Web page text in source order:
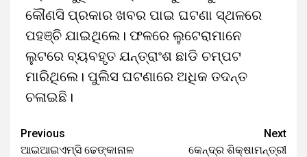
କୌଣସି ପ୍ରକାର ଖବର ପାଇ ଘଟଣା ସ୍ଥଳରେ
ପହଞ୍ଚି ଯାଇଥିଲେ। ଫଳରେ ଲୁଟେରାମାନେ
ଲୁଟରେ ବ୍ୟବହୃତ ଯନ୍ତ୍ରାଂଶ ଛାଡି ଚମ୍ପଟ
ମାରିଥିଲେ। ପୁଲିସ ଘଟଣାରେ ଅଧିକ ତଦନ୍ତ
ଚଳାଇଛି।
Previous
ଆଇଆଇଏମ୍‌ସି ଢେଙ୍କାନାଳ
Next
କେନ୍ଦ୍ର ଶିକ୍ଷାମନ୍ତ୍ରୀ